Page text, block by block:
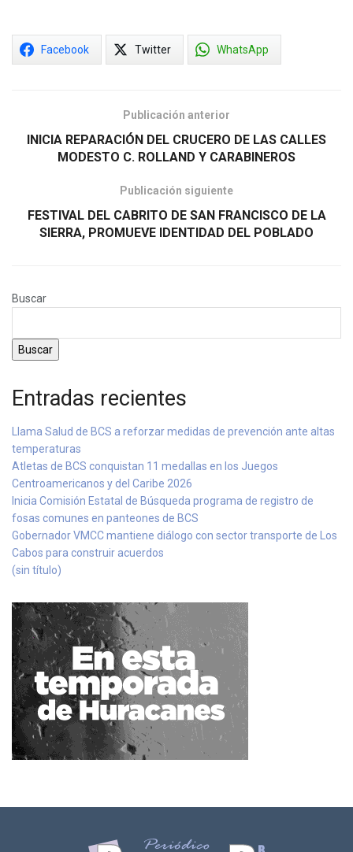
Facebook Twitter WhatsApp
Publicación anterior
INICIA REPARACIÓN DEL CRUCERO DE LAS CALLES
MODESTO C. ROLLAND Y CARABINEROS
Publicación siguiente
FESTIVAL DEL CABRITO DE SAN FRANCISCO DE LA
SIERRA, PROMUEVE IDENTIDAD DEL POBLADO
Buscar
Buscar
Entradas recientes
Llama Salud de BCS a reforzar medidas de prevención ante altas
temperaturas
Atletas de BCS conquistan 11 medallas en los Juegos
Centroamericanos y del Caribe 2026
Inicia Comisión Estatal de Búsqueda programa de registro de
fosas comunes en panteones de BCS
Gobernador VMCC mantiene diálogo con sector transporte de Los
Cabos para construir acuerdos
(sin título)